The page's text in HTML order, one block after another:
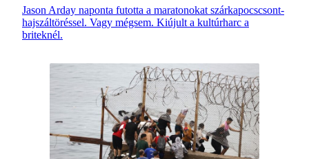
Jason Arday naponta futotta a maratonokat szárkapocscsont-
hajszáltöréssel. Vagy mégsem. Kiújult a kultúrharc a
briteknél.